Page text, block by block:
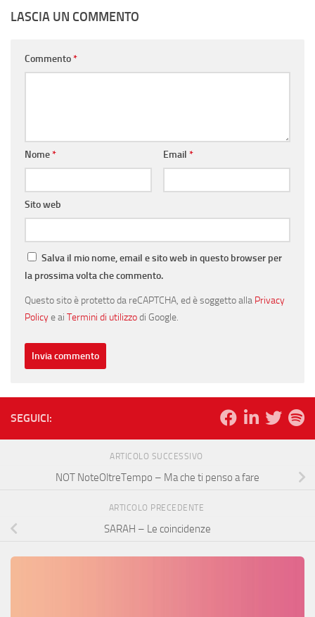
LASCIA UN COMMENTO
Commento*
Nome* Email *
Sito web
Salva il mio nome, email e sito web in questo browser per
la prossima volta che commento.
Questo sito è protetto da reCAPTCHA, ed è soggetto alla Privacy
Policye ai Termini di utilizzodi Google.
SEGUICI:
ARTICOLO SUCCESSIVO
NOT NoteOltreTempo – Ma che ti penso a fare
ARTICOLO PRECEDENTE
SARAH – Le coincidenze